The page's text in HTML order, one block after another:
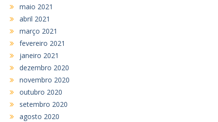
maio 2021
abril 2021
março 2021
fevereiro 2021
janeiro 2021
dezembro 2020
novembro 2020
outubro 2020
setembro 2020
agosto 2020